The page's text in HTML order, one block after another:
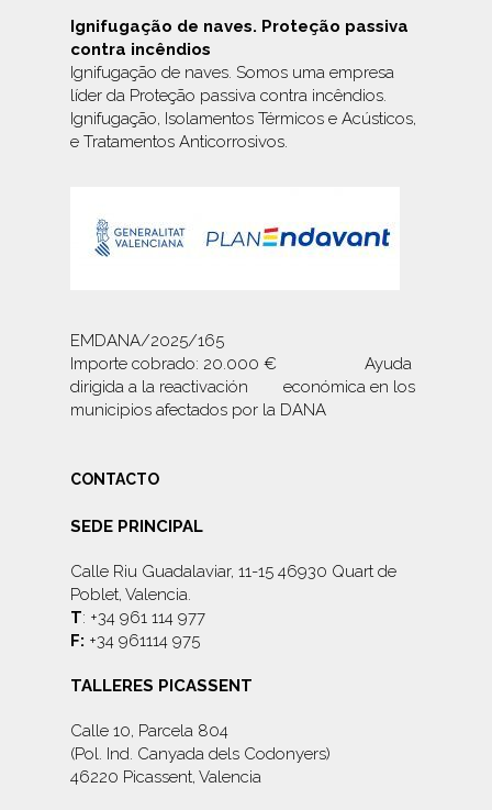
Ignifugação de naves. Proteção passiva
contra incêndios
Ignifugação de naves. Somos uma empresa
líder da Proteção passiva contra incêndios.
Ignifugação, Isolamentos Térmicos e Acústicos,
e Tratamentos Anticorrosivos.
EMDANA/2025/165
Importe cobrado: 20.000 € Ayuda
dirigida a la reactivación económica en los
municipios afectados por la DANA
CONTACTO
SEDE PRINCIPAL
Calle Riu Guadalaviar, 11-15 46930 Quart de
Poblet, Valencia.
T: +34 961 114 977
F: +34 961114 975
TALLERES PICASSENT
Calle 10, Parcela 804
(Pol. Ind. Canyada dels Codonyers)
46220 Picassent, Valencia